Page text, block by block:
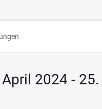
April 2024 -